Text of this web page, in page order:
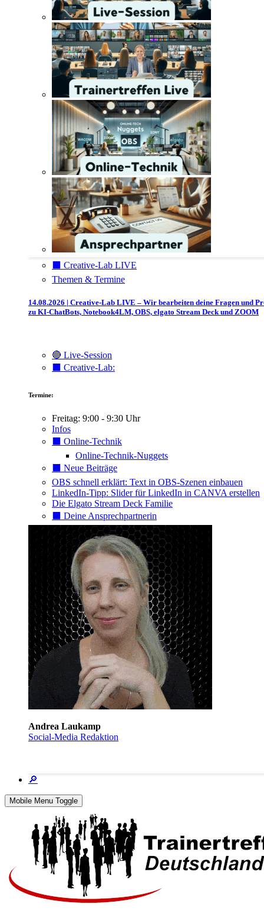
⬛️ Creative-Lab LIVE
Themen & Termine
14.08.2026 | Creative-Lab LIVE – Wir bearbeiten deine Fragen und
zu KI-ChatBots, Notebook4LM, OBS, elgato Stream Deck und ZOOM
🔴 Live-Session
⬛️ Creative-Lab:
Termine:
Freitag: 9:00 - 9:30 Uhr
Infos
⬛️ Online-Technik
Online-Technik-Nuggets
⬛️ Neue Beiträge
OBS schnell erklärt: Text in OBS-Szenen einbauen
LinkedIn-Tipp: Slider für LinkedIn in CANVA erstellen
Die Elgato Stream Deck Familie
⬛️ Deine Ansprechpartnerin
Andrea Laukamp
Social-Media Redaktion
🔎
Mobile Menu Toggle